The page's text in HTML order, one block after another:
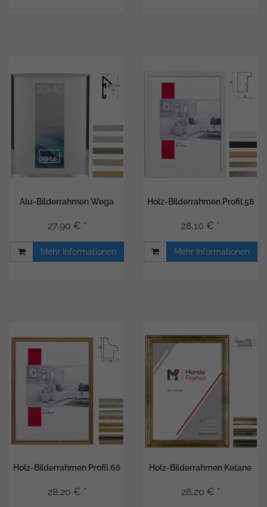
Alu-Bilderrahmen Wega
27,90 € *
Mehr Informationen
Holz-Bilderrahmen Profil 58
28,10 € *
Mehr Informationen
Holz-Bilderrahmen Profil 66
28,20 € *
Holz-Bilderrahmen Ketane
28,20 € *